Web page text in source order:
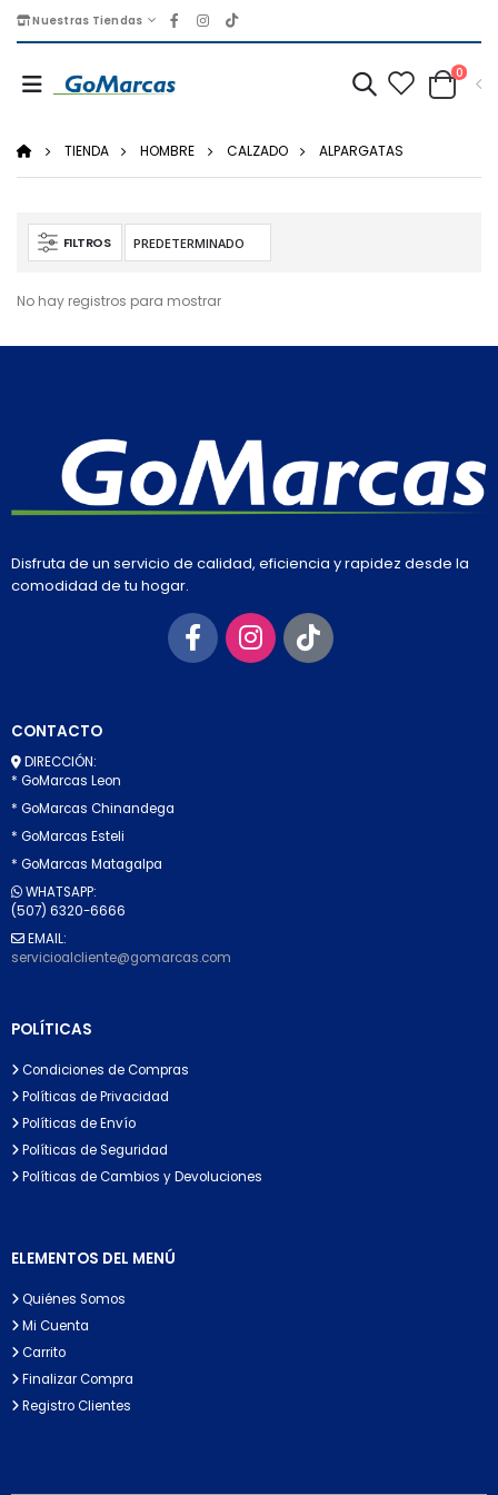
Nuestras Tiendas
0
TIENDA HOMBRE CALZADO ALPARGATAS
FILTROS
No hay registros para mostrar
Disfruta de un servicio de calidad, eficiencia y rapidez desde la
comodidad de tu hogar.
CONTACTO
DIRECCIÓN:
* GoMarcas Leon
* GoMarcas Chinandega
* GoMarcas Esteli
* GoMarcas Matagalpa
WHATSAPP:
(507) 6320-6666
EMAIL:
servicioalcliente@gomarcas.com
POLÍTICAS
Condiciones de Compras
Políticas de Privacidad
Políticas de Envío
Políticas de Seguridad
Políticas de Cambios y Devoluciones
ELEMENTOS DEL MENÚ
Quiénes Somos
Mi Cuenta
Carrito
Finalizar Compra
Registro Clientes